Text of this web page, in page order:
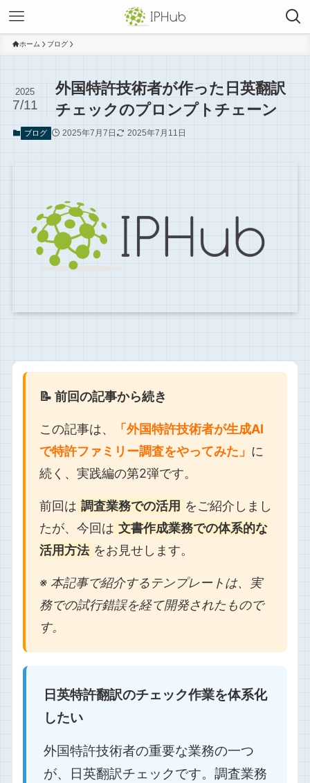
ホーム ブログ
外国特許技術者が作った日英翻訳
チェックのプロンプトチェーン
2025
7/11
ブログ 2025年7月7日 2025年7月11日
📝 前回の記事から続き
この記事は、
「外国特許技術者が生成AI
で特許ファミリー調査をやってみた」 に
続く、実践編の第2弾です。
前回は 調査業務での活用 をご紹介しまし
たが、今回は 文書作成業務での体系的な
活用方法 をお見せします。
※ 本記事で紹介するテンプレートは、実
務での試行錯誤を経て開発されたもので
す。
日英特許翻訳のチェック作業を体系化
したい
外国特許技術者の重要な業務の一つ
が、日英翻訳チェックです。調査業務